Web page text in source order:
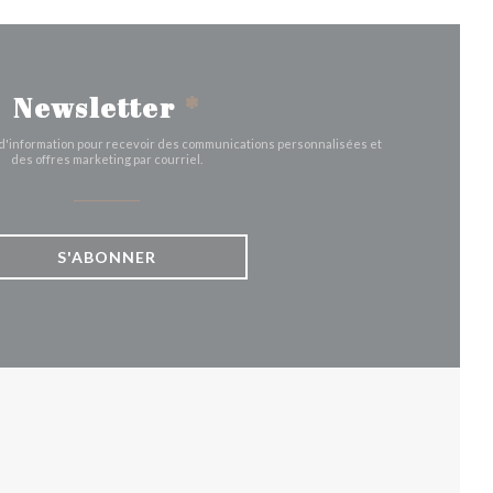
Newsletter *
pour recevoir des communications personnalisées et
des offres marketing par courriel.
S'ABONNER
FENÊTRE))